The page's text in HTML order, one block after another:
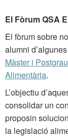
El Fòrum QSA
El fòrum sobre
alumni
Màster i
Alimentària.
L’objectiu
consolidar un
proposin
la legislació